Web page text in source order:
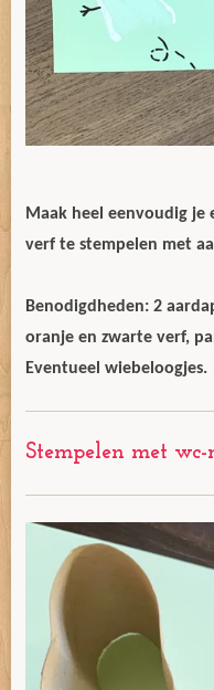
Maak heel eenvoudig
verf te stempelen met
Benodigdheden: 2
oranje en zwarte verf,
Eventueel wiebeloogjes.
Stempelen met wc-